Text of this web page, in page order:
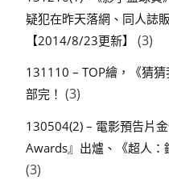
疑犯在昨天落網、同人誌
【2014/8/23更新】
(3)
131110 – TOP繪，《猜
部完！ (3)
130504(2) – 電影預告片
Awards』出爐、《超人：
(3)